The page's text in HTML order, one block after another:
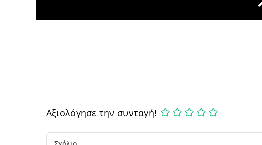
Αξιολόγησε την συνταγή!
Comment